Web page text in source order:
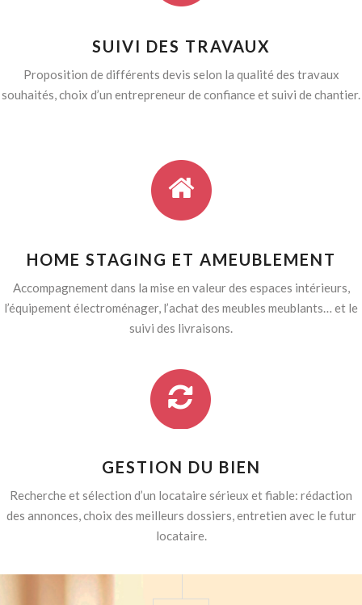
SUIVI DES TRAVAUX
Proposition de différents devis selon la qualité des travaux
souhaités, choix d’un entrepreneur de confiance et suivi de chantier.
HOME STAGING ET AMEUBLEMENT
Accompagnement dans la mise en valeur des espaces intérieurs,
l’équipement électroménager, l’achat des meubles meublants… et le
suivi des livraisons.
GESTION DU BIEN
Recherche et sélection d’un locataire sérieux et fiable: rédaction
des annonces, choix des meilleurs dossiers, entretien avec le futur
locataire.